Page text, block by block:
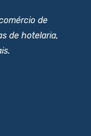
de
de hotelaria,